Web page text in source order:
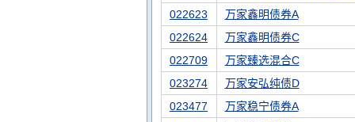
022623
万家鑫明债券A
022624
万家鑫明债券C
022709
万家臻选混合C
023274
万家安弘纯债D
023477
万家稳宁债券A